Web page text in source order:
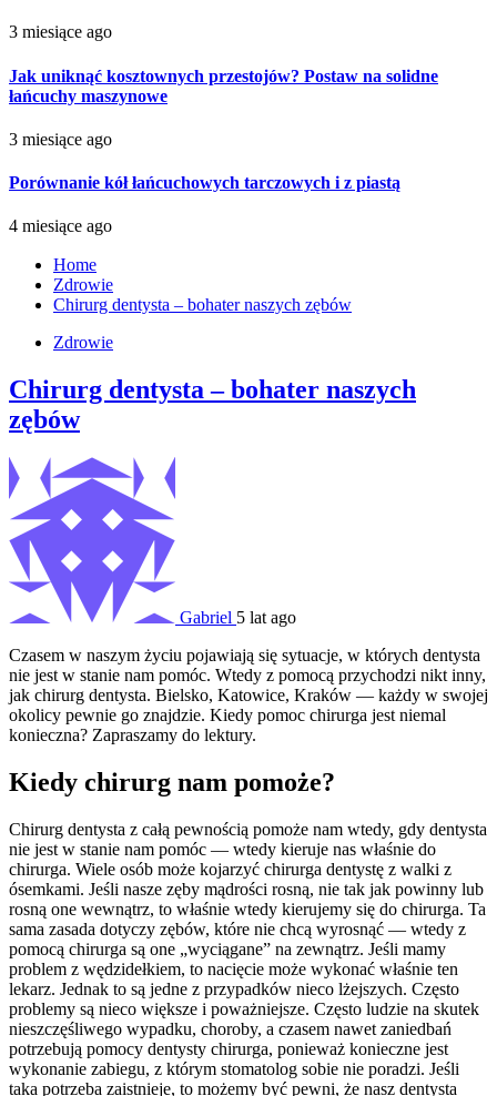
3 miesiące ago
Jak uniknąć kosztownych przestojów? Postaw na solidne
łańcuchy maszynowe
3 miesiące ago
Porównanie kół łańcuchowych tarczowych i z piastą
4 miesiące ago
Home
Zdrowie
Chirurg dentysta – bohater naszych zębów
Zdrowie
Chirurg dentysta – bohater naszych
zębów
Gabriel 5 lat ago
Czasem w naszym życiu pojawiają się sytuacje, w których dentysta
nie jest w stanie nam pomóc. Wtedy z pomocą przychodzi nikt inny,
jak chirurg dentysta. Bielsko, Katowice, Kraków — każdy w swojej
okolicy pewnie go znajdzie. Kiedy pomoc chirurga jest niemal
konieczna? Zapraszamy do lektury.
Kiedy chirurg nam pomoże?
Chirurg dentysta z całą pewnością pomoże nam wtedy, gdy dentysta
nie jest w stanie nam pomóc — wtedy kieruje nas właśnie do
chirurga. Wiele osób może kojarzyć chirurga dentystę z walki z
ósemkami. Jeśli nasze zęby mądrości rosną, nie tak jak powinny lub
rosną one wewnątrz, to właśnie wtedy kierujemy się do chirurga. Ta
sama zasada dotyczy zębów, które nie chcą wyrosnąć — wtedy z
pomocą chirurga są one „wyciągane” na zewnątrz. Jeśli mamy
problem z wędzidełkiem, to nacięcie może wykonać właśnie ten
lekarz. Jednak to są jedne z przypadków nieco lżejszych. Często
problemy są nieco większe i poważniejsze. Często ludzie na skutek
nieszczęśliwego wypadku, choroby, a czasem nawet zaniedbań
potrzebują pomocy dentysty chirurga, ponieważ konieczne jest
wykonanie zabiegu, z którym stomatolog sobie nie poradzi. Jeśli
taka potrzeba zaistnieje, to możemy być pewni, że nasz dentysta